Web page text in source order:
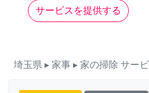
サービスを提供する
埼玉県 ▸ 家事 ▸ 家の掃除 サー